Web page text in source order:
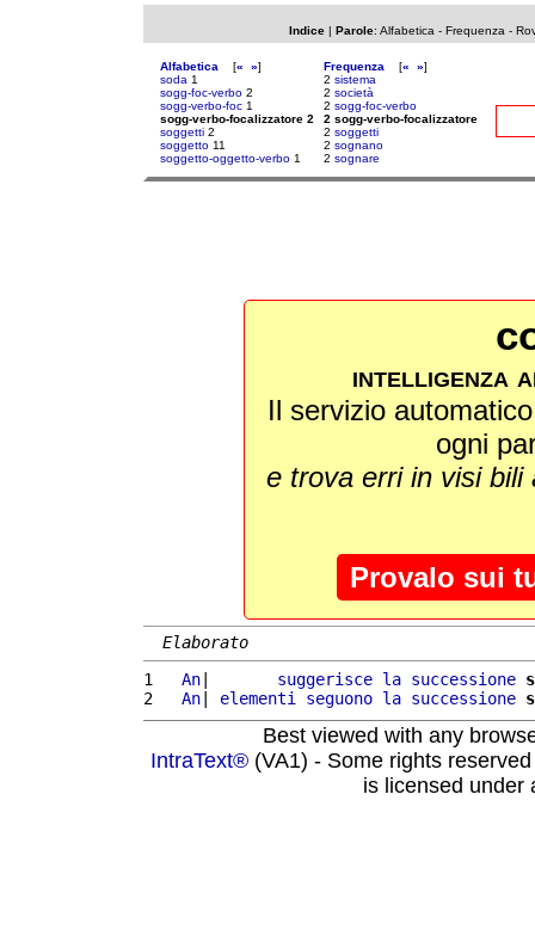
Indice | Parole: Alfabetica - Frequenza -
Alfabetica [« »]
soda 1
sogg-foc-verbo 2
sogg-verbo-foc 1
sogg-verbo-focalizzatore 2
soggetti 2
soggetto 11
soggetto-oggetto-verbo 1
Frequenza [« »]
2 sistema
2 società
2 sogg-foc-verbo
2 sogg-verbo-focalizzatore
2 soggetti
2 sognano
2 sognare
intelligenza
Il servizio
ogni
e trova erri in visi
Provalo sui
Elaborato
1
  An
| suggerisce la successione
2
  An
| elementi seguono la successione
Best viewed with any
IntraText®(VA1) - Some rights
is licensed under